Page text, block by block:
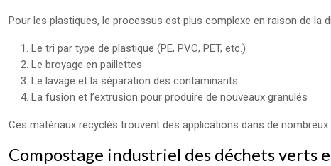
Pour les plastiques, le processus est plus complexe en raison de la
Le tri par type de plastique (PE, PVC, PET, etc.)
Le broyage en paillettes
Le lavage et la séparation des contaminants
La fusion et l’extrusion pour produire de nouveaux granulés
Ces matériaux recyclés trouvent des applications dans de
Compostage industriel des déchets verts